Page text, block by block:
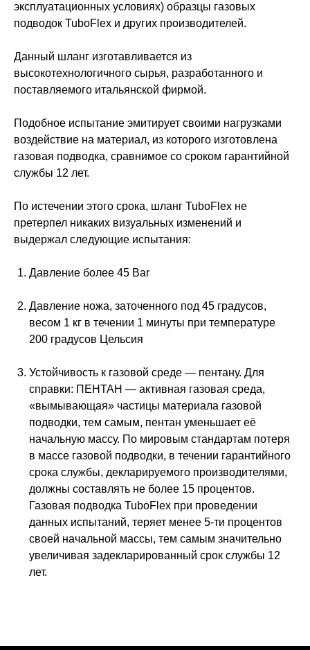
эксплуатационных условиях) образцы газовых
подводок TuboFlex и других производителей.
Данный шланг изготавливается из
высокотехнологичного сырья, разработанного и
поставляемого итальянской фирмой.
Подобное испытание эмитирует своими нагрузками
воздействие на материал, из которого изготовлена
газовая подводка, сравнимое со сроком гарантийной
службы 12 лет.
По истечении этого срока, шланг TuboFlex не
претерпел никаких визуальных изменений и
выдержал следующие испытания:
Давление более 45 Bar
Давление ножа, заточенного под 45 градусов,
весом 1 кг в течении 1 минуты при температуре
200 градусов Цельсия
Устойчивость к газовой среде — пентану. Для
справки: ПЕНТАН — активная газовая среда,
«вымывающая» частицы материала газовой
подводки, тем самым, пентан уменьшает её
начальную массу. По мировым стандартам потеря
в массе газовой подводки, в течении гарантийного
срока службы, декларируемого производителями,
должны составлять не более 15 процентов.
Газовая подводка TuboFlex при проведении
данных испытаний, теряет менее 5-ти процентов
своей начальной массы, тем самым значительно
увеличивая задекларированный срок службы 12
лет.